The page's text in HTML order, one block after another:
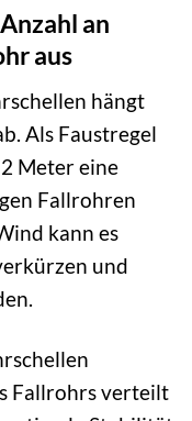
an
aus
hängt
Als Faustregel
Meter eine
Fallrohren
kann es
und
Fallrohrs verteilt